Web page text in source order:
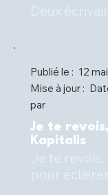
Publié le : 12
Mise à jour :
par
Je te
Kapitalis